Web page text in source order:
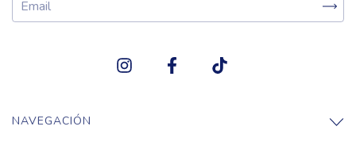
NAVEGACIÓN